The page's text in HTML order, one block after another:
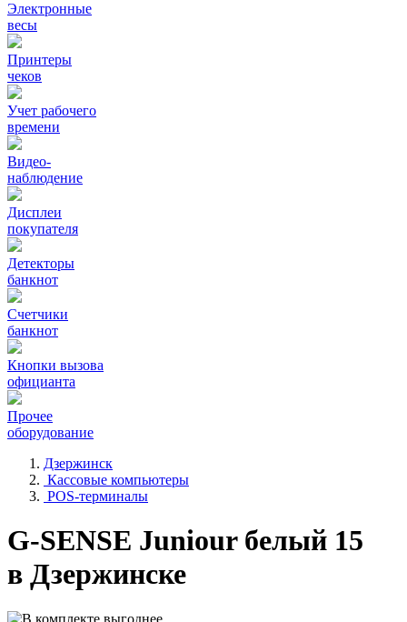
Электронные
весы
Принтеры
чеков
Учет рабочего
времени
Видео‑
наблюдение
Дисплеи
покупателя
Детекторы
банкнот
Счетчики
банкнот
Кнопки вызова
официанта
Прочее
оборудование
Дзержинск
Кассовые компьютеры
POS-терминалы
G-SENSE Juniour белый 15
в Дзержинске